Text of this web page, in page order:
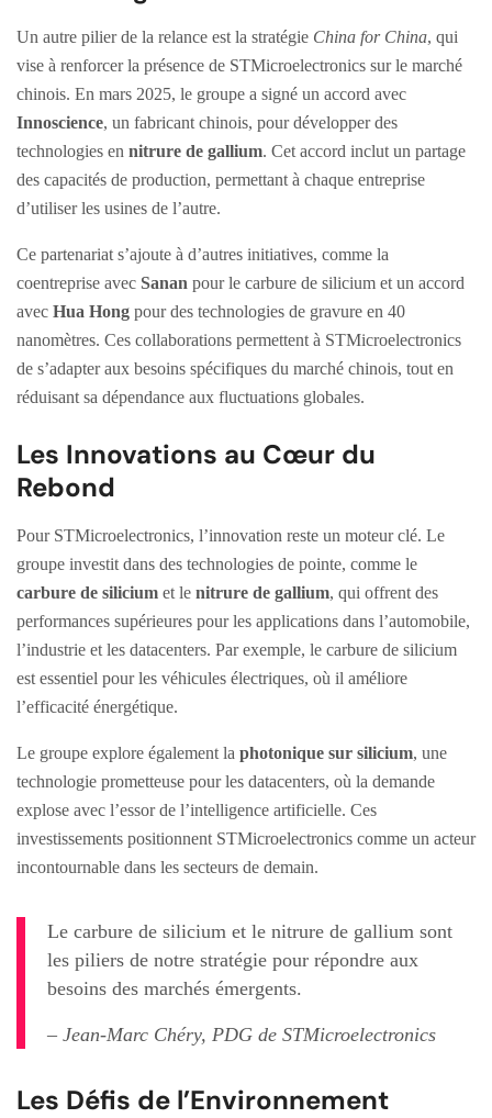
Un autre pilier de la relance est la stratégie China for China, qui
vise à renforcer la présence de STMicroelectronics sur le marché
chinois. En mars 2025, le groupe a signé un accord avec
Innoscience, un fabricant chinois, pour développer des
technologies en nitrure de gallium. Cet accord inclut un partage
des capacités de production, permettant à chaque entreprise
d’utiliser les usines de l’autre.
Ce partenariat s’ajoute à d’autres initiatives, comme la
coentreprise avec Sanan pour le carbure de silicium et un accord
avec Hua Hong pour des technologies de gravure en 40
nanomètres. Ces collaborations permettent à STMicroelectronics
de s’adapter aux besoins spécifiques du marché chinois, tout en
réduisant sa dépendance aux fluctuations globales.
Les Innovations au Cœur du
Rebond
Pour STMicroelectronics, l’innovation reste un moteur clé. Le
groupe investit dans des technologies de pointe, comme le
carbure de silicium et le nitrure de gallium, qui offrent des
performances supérieures pour les applications dans l’automobile,
l’industrie et les datacenters. Par exemple, le carbure de silicium
est essentiel pour les véhicules électriques, où il améliore
l’efficacité énergétique.
Le groupe explore également la photonique sur silicium, une
technologie prometteuse pour les datacenters, où la demande
explose avec l’essor de l’intelligence artificielle. Ces
investissements positionnent STMicroelectronics comme un acteur
incontournable dans les secteurs de demain.
Le carbure de silicium et le nitrure de gallium sont
les piliers de notre stratégie pour répondre aux
besoins des marchés émergents.
– Jean-Marc Chéry, PDG de STMicroelectronics
Les Défis de l’Environnement